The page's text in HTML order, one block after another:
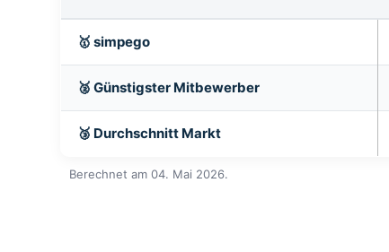
🥇 simpego
🥈 Günstigster Mitbewerber
🥉 Durchschnitt Markt
Berechnet am 04. Mai 2026.